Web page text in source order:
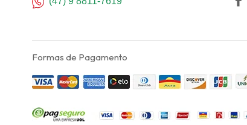
Formas de Pagamento